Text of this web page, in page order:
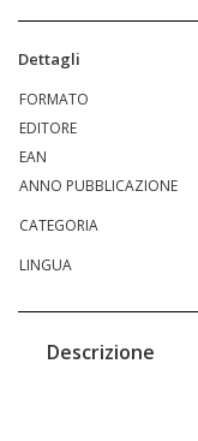
Dettagli
FORMATO
EDITORE
EAN
ANNO PUBBLICAZIONE
CATEGORIA
LINGUA
Descrizione